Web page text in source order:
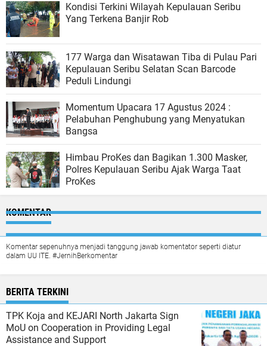
Kondisi Terkini Wilayah Kepulauan Seribu
Yang Terkena Banjir Rob
177 Warga dan Wisatawan Tiba di Pulau Pari
Kepulauan Seribu Selatan Scan Barcode
Peduli Lindungi
Momentum Upacara 17 Agustus 2024 :
Pelabuhan Penghubung yang Menyatukan
Bangsa
Himbau ProKes dan Bagikan 1.300 Masker,
Polres Kepulauan Seribu Ajak Warga Taat
ProKes
KOMENTAR
Komentar sepenuhnya menjadi tanggung jawab komentator seperti diatur
dalam UU ITE. #JernihBerkomentar
BERITA TERKINI
TPK Koja and KEJARI North Jakarta Sign
MoU on Cooperation in Providing Legal
Assistance and Support